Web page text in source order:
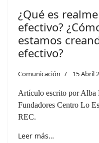
¿Qué es
efectivo?
estamos
efectivo?
Comunicación 15 Abril
Artículo escrito por Alba
Fundadores Centro Lo
REC.
Leer más…